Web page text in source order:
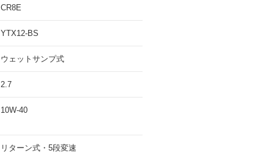
CR8E
YTX12-BS
ウェットサンプ式
2.7
10W-40
リターン式・5段変速